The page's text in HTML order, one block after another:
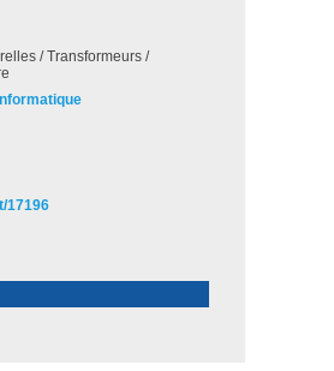
/ Transformeurs /
17196